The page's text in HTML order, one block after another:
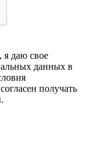
даю свое
данных в
получать